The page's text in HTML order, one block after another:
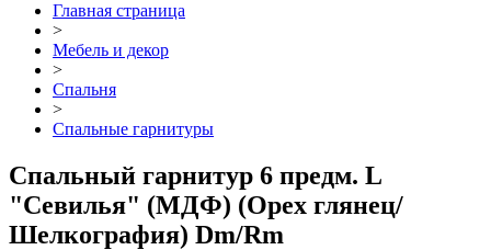
Главная страница
>
Мебель и декор
>
Спальня
>
Спальные гарнитуры
Спальный гарнитур 6 предм. L
"Севилья" (МДФ) (Орех глянец/
Шелкография) Dm/Rm